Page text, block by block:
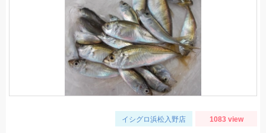
イシグロ浜松入野店 1083 view